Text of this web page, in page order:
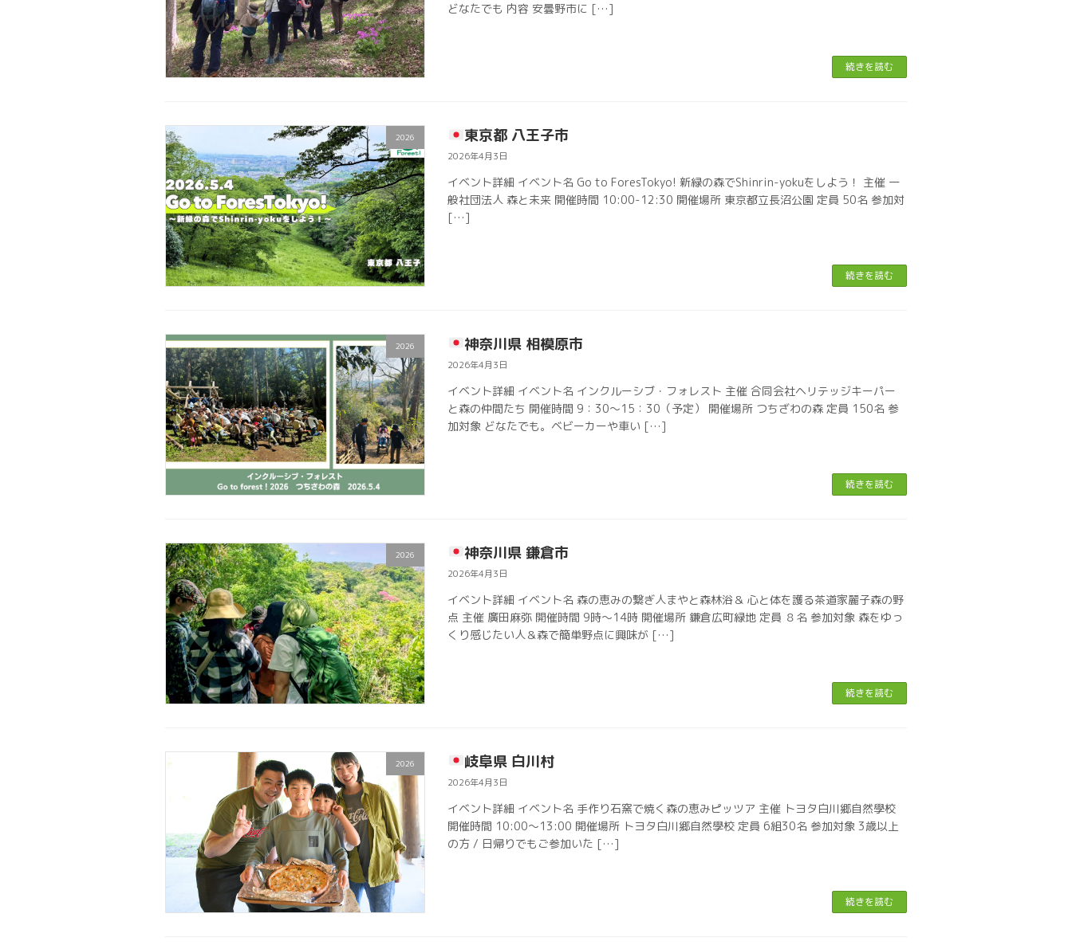
どなたでも 内容 安曇野市に […]
続きを読む
2026 東京都 八王子市
2026年4月3日
イベント詳細 イベント名 Go to ForesTokyo! 新緑の森でShinrin-yokuをしよう！ 主催 一
般社団法人 森と未来 開催時間 10:00-12:30 開催場所 東京都立長沼公園 定員 50名 参加対
[…]
続きを読む
2026 神奈川県 相模原市
2026年4月3日
イベント詳細 イベント名 インクルーシブ・フォレスト 主催 合同会社ヘリテッジキーパー
と森の仲間たち 開催時間 9：30〜15：30（予定） 開催場所 つちざわの森 定員 150名 参
加対象 どなたでも。ベビーカーや車い […]
続きを読む
2026 神奈川県 鎌倉市
2026年4月3日
イベント詳細 イベント名 森の恵みの繋ぎ人まやと森林浴＆ 心と体を護る茶道家麗子森の野
点 主催 廣田麻弥 開催時間 9時〜14時 開催場所 鎌倉広町緑地 定員 ８名 参加対象 森をゆっ
くり感じたい人＆森で簡単野点に興味が […]
続きを読む
2026 岐阜県 白川村
2026年4月3日
イベント詳細 イベント名 手作り石窯で焼く森の恵みピッツア 主催 トヨタ白川郷自然學校
開催時間 10:00〜13:00 開催場所 トヨタ白川郷自然學校 定員 6組30名 参加対象 3歳以上
の方 / 日帰りでもご参加いた […]
続きを読む